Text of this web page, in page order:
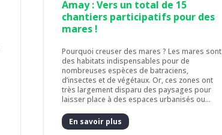
Amay : Vers un total de 15
chantiers participatifs pour des
mares !
Pourquoi creuser des mares ? Les mares sont
des habitats indispensables pour de
nombreuses espèces de batraciens,
d’insectes et de végétaux. Or, ces zones ont
très largement disparu des paysages pour
laisser place à des espaces urbanisés ou...
En savoir plus